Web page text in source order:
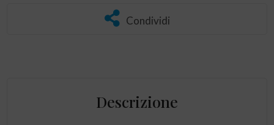
Condividi
Descrizione